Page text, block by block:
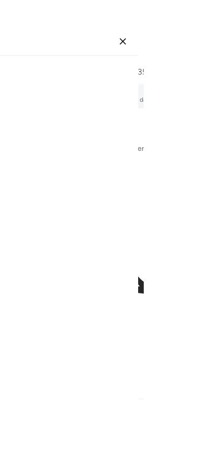
35
Mukmin
bacaan audio, makna perkataan demi perkataan, dan transliterasi.
Allah Yang Maha Pengasih lagi Maha Penyayang
beriman,